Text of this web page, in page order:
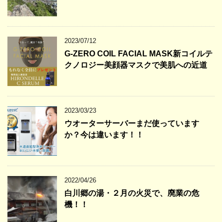
2023/07/12
G-ZERO COIL FACIAL MASK新コイルテ
クノロジー美顔器マスクで美肌への近道
2023/03/23
ウオーターサーバーまだ使っています
か？今は違います！！
2022/04/26
白川郷の湯・２月の火災で、廃業の危
機！！